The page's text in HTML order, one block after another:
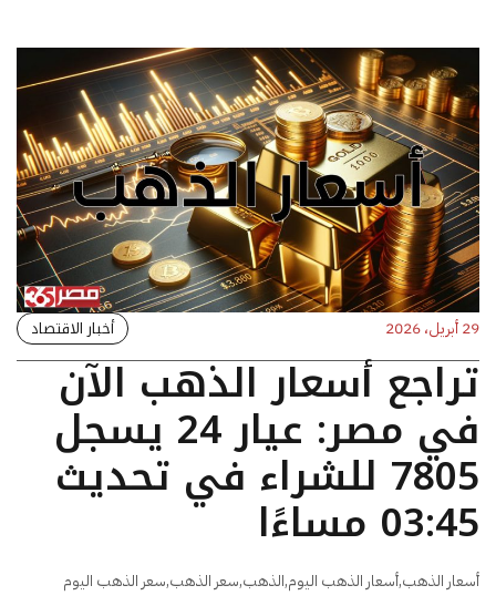
29 أبريل، 2026 أخبار الاقتصاد
تراجع أسعار الذهب الآن
في مصر: عيار 24 يسجل
7805 للشراء في تحديث
03:45 مساءًا
أسعار الذهب,أسعار الذهب اليوم,الذهب,سعر الذهب,سعر الذهب اليوم